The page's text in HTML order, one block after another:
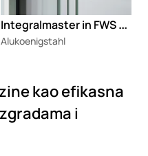
I
ntegralmaster in FWS 50/60
Alukoenigstahl
kao efikasna
i